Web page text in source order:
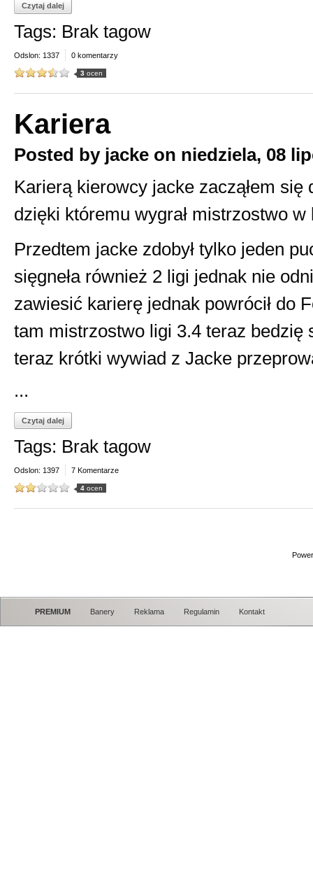
Czytaj dalej
Tags: Brak tagow
Odslon: 1337 0 komentarzy
3 ocen
Kariera
Posted by jacke on niedziela, 08
Karierą kierowcy jacke zacząłem
dzięki któremu wygrał mistrzostwo w
Przedtem jacke zdobył tylko jeden
sięgneła również 2 ligi jednak nie
zawiesić karierę jednak powrócił do
tam mistrzostwo ligi 3.4 teraz
teraz krótki wywiad z Jacke
...
Czytaj dalej
Tags: Brak tagow
Odslon: 1397 7 Komentarze
4 ocen
PREMIUM Banery Reklama Regulamin Kontakt